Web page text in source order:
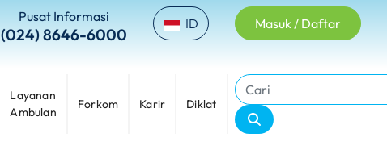
Pusat Informasi
(024) 8646-6000
ID Masuk / Daftar
Layanan
Ambulan
Forkom Karir Diklat